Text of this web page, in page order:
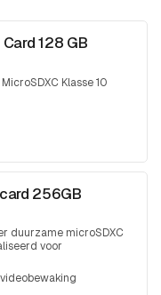
128 GB
Klasse 10
256GB
duurzame microSDXC
voor